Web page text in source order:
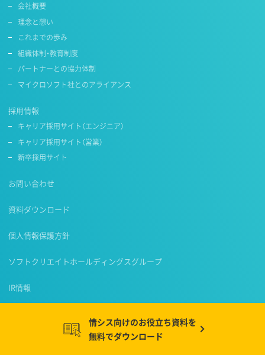
情シス向けのお役立ち資料を
無料でダウンロード
会社概要
理念と想い
これまでの歩み
組織体制・教育制度
パートナーとの協力体制
マイクロソフト社とのアライアンス
採用情報
キャリア採用サイト（エンジニア）
キャリア採用サイト（営業）
新卒採用サイト
お問い合わせ
資料ダウンロード
個人情報保護方針
ソフトクリエイトホールディングスグループ
IR情報